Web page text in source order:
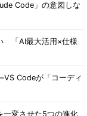
Code」の意図しな
「AI最大活用×仕様
Codeが「コーディ
一変させた5つの進化